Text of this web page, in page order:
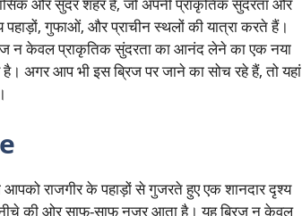
पहाड़ों, गुफाओं, और प्राचीन स्थलों की यात्रा करते हैं।
न केवल प्राकृतिक सुंदरता का आनंद लेने का एक नया
अगर आप भी इस ब्रिज पर जाने का सोच रहे हैं, तो यहां
राजगीर के पहाड़ों से गुजरते हुए एक शानदार दृश्य
की ओर साफ-साफ नजर आता है। यह ब्रिज न केवल